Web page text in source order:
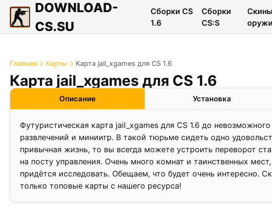
DOWNLOAD-
CS.SU
Сборки CS
1.6
Сборки
CS:S
Скины
Главная Карты Карта jail_xgames для CS 1.6
Карта jail_xgames для CS 1.6
❮
Описание Установка
Футуристическая карта jail_xgames для CS 1.6 до
развлечений и миниигр. В такой тюрьме сидеть одно
привычная жизнь, то вы всегда можете устроить переворот
на посту управления. Очень много комнат и таинственных
придётся исследовать. Обещаем, что будет очень интересно.
только топовые карты с нашего ресурса!